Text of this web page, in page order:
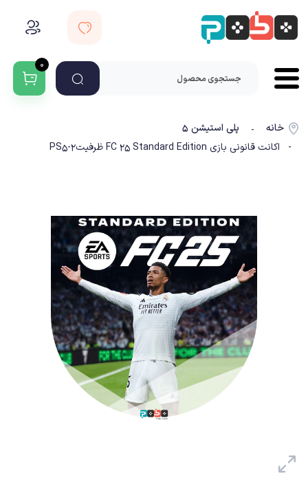
۰
خانه -
پلی استیشن ۵
- اکانت قانونی بازی FC 25 Standard Edition ظرفیت2-PS5